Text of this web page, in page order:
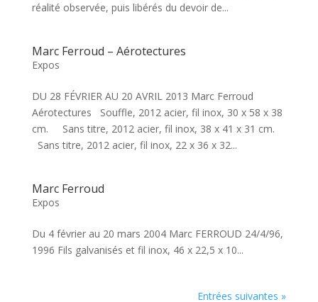
réalité observée, puis libérés du devoir de...
Marc Ferroud – Aérotectures
Expos
DU 28 FÉVRIER AU 20 AVRIL 2013 Marc Ferroud
Aérotectures Souffle, 2012 acier, fil inox, 30 x 58 x 38
cm. Sans titre, 2012 acier, fil inox, 38 x 41 x 31 cm.
Sans titre, 2012 acier, fil inox, 22 x 36 x 32...
Marc Ferroud
Expos
Du 4 février au 20 mars 2004 Marc FERROUD 24/4/96,
1996 Fils galvanisés et fil inox, 46 x 22,5 x 10...
Entrées suivantes »